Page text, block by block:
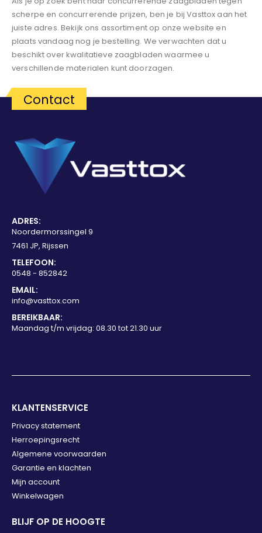
scherpe en concurrerende prijzen, ben je bij Vasttox aan het
juiste adres. Bekijk ons ​​assortiment op onze website en
plaats vandaag nog je bestelling. We verwachten dat u
beschikt over kwalitatieve zaagbladen waarmee u
verschillende materialen kunt doorzagen.
Contact
ADRES:
Noordermorssingel 9
7461 JP, Rijssen
TELEFOON:
0548 - 852842
EMAIL:
info@vasttox.com
BEREIKBAAR:
Maandag t/m vrijdag: 08.30 tot 21.30 uur
KLANTENSERVICE
Privacy statement
Herroepingsrecht
Algemene voorwaarden
Garantie en klachten
Mijn account
Winkelwagen
BLIJF OP DE HOOGTE